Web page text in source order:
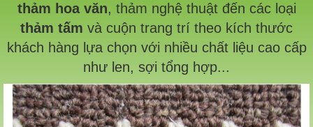
thảm hoa văn, thảm nghệ thuật đến các loại
thảm tấm và cuộn trang trí theo kích thước
khách hàng lựa chọn với nhiều chất liệu cao cấp
như len, sợi tổng hợp...